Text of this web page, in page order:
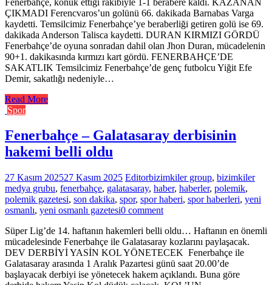
ÇIKMADI Ferencvaros’un golünü 66. dakikada Barnabas Varga
kaydetti. Temsilcimiz Fenerbahçe’ye beraberliği getiren golü ise 69.
dakikada Anderson Talisca kaydetti. DURAN KIRMIZI GÖRDÜ
Fenerbahçe’de oyuna sonradan dahil olan Jhon Duran, mücadelenin
90+1. dakikasında kırmızı kart gördü. FENERBAHÇE’DE
SAKATLIK Temsilcimiz Fenerbahçe’de genç futbolcu Yiğit Efe
Demir, sakatlığı nedeniyle…
Read More
Spor
Fenerbahçe – Galatasaray derbisinin
hakemi belli oldu
27 Kasım 202527 Kasım 2025 Editorbizimkiler group, bizimkiler
medya grubu, fenerbahçe, galatasaray, haber, haberler, polemik,
polemik gazetesi, son dakika, spor, spor haberi, spor haberleri, yeni
osmanlı, yeni osmanlı gazetesi0 comment
Süper Lig’de 14. haftanın hakemleri belli oldu… Haftanın en önemli
mücadelesinde Fenerbahçe ile Galatasaray kozlarını paylaşacak.
DEV DERBİYİ YASİN KOL YÖNETECEK Fenerbahçe ile
Galatasaray arasında 1 Aralık Pazartesi günü saat 20.00’de
başlayacak derbiyi ise yönetecek hakem açıklandı. Buna göre